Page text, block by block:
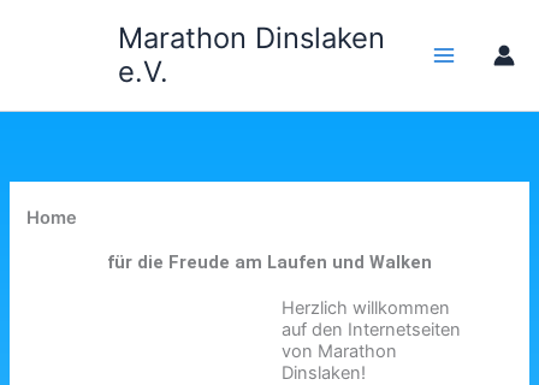
Marathon Dinslaken
e.V.
Home
für die Freude am Laufen und Walken
Herzlich willkommen
auf den Internetseiten
von Marathon
Dinslaken!